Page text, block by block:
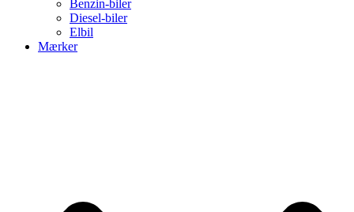
Benzin-biler
Diesel-biler
Elbil
Mærker